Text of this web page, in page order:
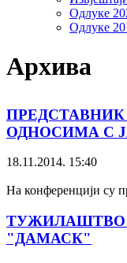
Одлуке
Одлуке
Архива
ОДНОСИМА С
18.11.2014. 15:40
На конференцији су
ТУЖИЛАШТВО
"ДАМАСК"